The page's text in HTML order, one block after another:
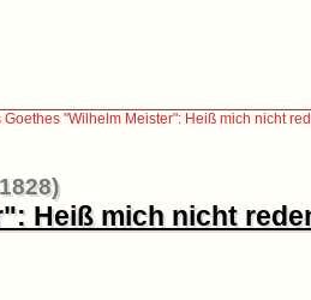
"Wilhelm Meister": Heiß mich nicht
Heiß mich nicht